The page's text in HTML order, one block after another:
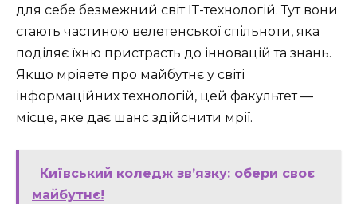
для себе безмежний світ ІТ-технологій. Тут вони
стають частиною велетенської спільноти, яка
поділяє їхню пристрасть до інновацій та знань.
Якщо мріяете про майбутнє у світі
інформаційних технологій, цей факультет —
місце, яке дає шанс здійснити мрії.
Київський коледж зв’язку: обери своє
майбутнє!